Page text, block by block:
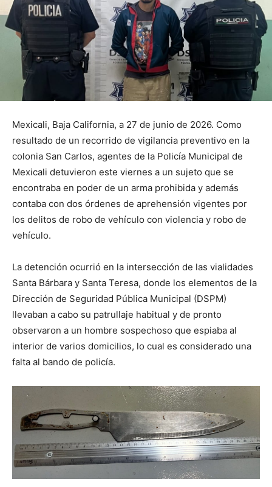
Mexicali, Baja California, a 27 de junio de 2026. Como
resultado de un recorrido de vigilancia preventivo en la
colonia San Carlos, agentes de la Policía Municipal de
Mexicali detuvieron este viernes a un sujeto que se
encontraba en poder de un arma prohibida y además
contaba con dos órdenes de aprehensión vigentes por
los delitos de robo de vehículo con violencia y robo de
vehículo.
La detención ocurrió en la intersección de las vialidades
Santa Bárbara y Santa Teresa, donde los elementos de la
Dirección de Seguridad Pública Municipal (DSPM)
llevaban a cabo su patrullaje habitual y de pronto
observaron a un hombre sospechoso que espiaba al
interior de varios domicilios, lo cual es considerado una
falta al bando de policía.